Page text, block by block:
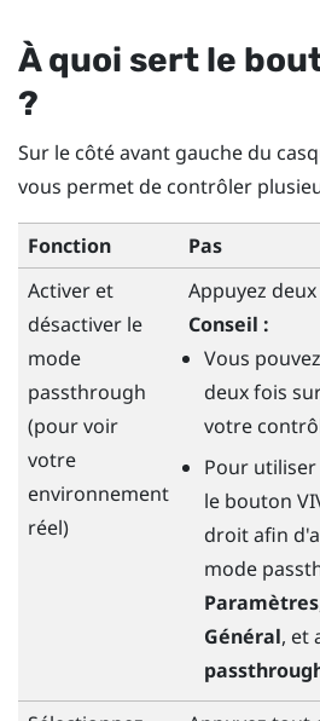
À quoi sert le
?
Sur le côté avant gauche du
vous permet de contrôler
Fonction
Pas
Activer et
désactiver le
mode
passthrough
(pour voir
votre
environnement
réel)
Appuyez
Conseil :
Vous
deux fois
votre
Pour
le bouton
droit afin
mode
Paramètres
Général, et